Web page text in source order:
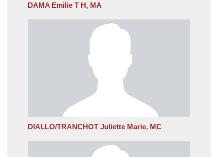
DAMA Emilie T H, MA
DIALLO/TRANCHOT Juliette Marie, MC